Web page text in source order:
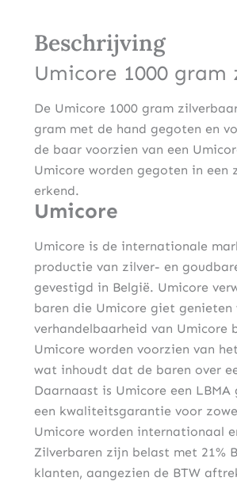
Beschrijving
Umicore 1000 gram
De Umicore 1000 gram
gram met de hand gegoten en
de baar voorzien van een
Umicore worden gegoten in een
erkend.
Umicore
Umicore is de internationale
productie van zilver- en
gevestigd in België. Umicore
baren die Umicore giet
verhandelbaarheid van Umicore
Umicore worden voorzien van
wat inhoudt dat de baren over
Daarnaast is Umicore een
een kwaliteitsgarantie voor
Umicore worden internationaal
Zilverbaren zijn belast met 21%
klanten, aangezien de BTW